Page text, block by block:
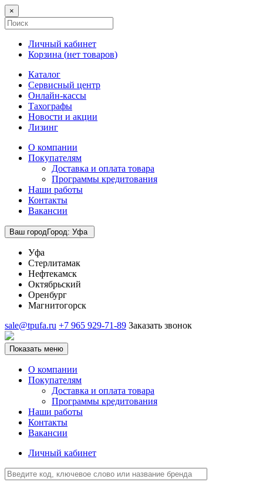
×
Личный кабинет
Корзина (нет товаров)
Каталог
Сервисный центр
Онлайн-кассы
Тахографы
Новости и акции
Лизинг
О компании
Покупателям
Доставка и оплата товара
Программы кредитования
Наши работы
Контакты
Вакансии
Ваш городГород: Уфа
Уфа
Стерлитамак
Нефтекамск
Октябрьский
Оренбург
Магнитогорск
sale@tpufa.ru +7 965 929-71-89 Заказать звонок
Показать меню
О компании
Покупателям
Доставка и оплата товара
Программы кредитования
Наши работы
Контакты
Вакансии
Личный кабинет